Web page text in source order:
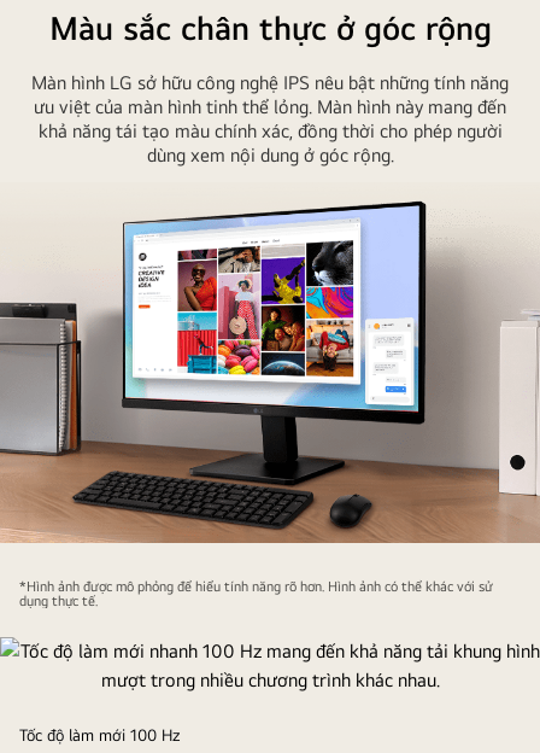
Màu sắc chân thực ở góc rộng
Màn hình LG sở hữu công nghệ IPS nêu bật những tính năng
ưu việt của màn hình tinh thể lỏng. Màn hình này mang đến
khả năng tái tạo màu chính xác, đồng thời cho phép người
dùng xem nội dung ở góc rộng.
hình
IPS
Full
*Hình ảnh được mô phỏng để hiểu tính năng rõ hơn. Hình ảnh có thể khác với sử
dụng thực tế.
Tốc độ làm mới 100 Hz